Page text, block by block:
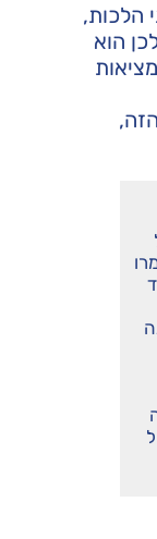
הלכות,
הוא